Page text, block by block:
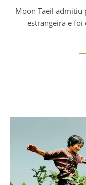
Moon Taeil admitiu participação em crime sexual contra
estrangeira e foi